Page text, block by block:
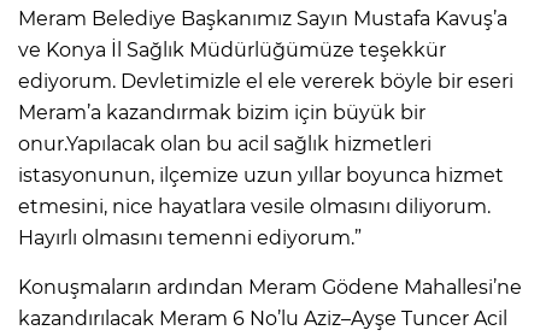
Meram Belediye Başkanımız Sayın Mustafa Kavuş’a
ve Konya İl Sağlık Müdürlüğümüze teşekkür
ediyorum. Devletimizle el ele vererek böyle bir eseri
Meram’a kazandırmak bizim için büyük bir
onur.Yapılacak olan bu acil sağlık hizmetleri
istasyonunun, ilçemize uzun yıllar boyunca hizmet
etmesini, nice hayatlara vesile olmasını diliyorum.
Hayırlı olmasını temenni ediyorum.”
Konuşmaların ardından Meram Gödene Mahallesi’ne
kazandırılacak Meram 6 No’lu Aziz–Ayşe Tuncer Acil